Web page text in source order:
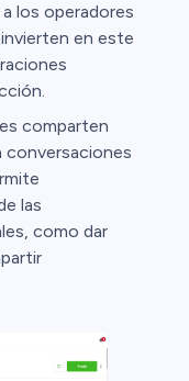
los operadores
en este
comparten
conversaciones
las
como dar